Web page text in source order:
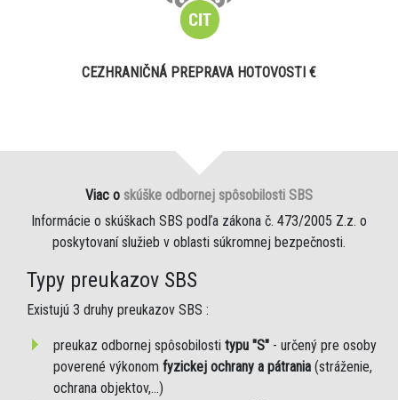
CEZHRANIČNÁ PREPRAVA HOTOVOSTI €
Viac o skúške odbornej spôsobilosti SBS
Informácie o skúškach SBS podľa zákona č. 473/2005 Z.z. o
poskytovaní služieb v oblasti súkromnej bezpečnosti.
Typy preukazov SBS
Existujú 3 druhy preukazov SBS :
preukaz odbornej spôsobilosti typu "S" - určený pre osoby
poverené výkonom fyzickej ochrany a pátrania (stráženie,
ochrana objektov,...)